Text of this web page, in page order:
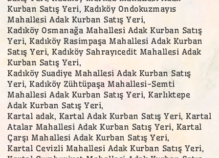
Kurban Satış Yeri, Kadıköy Ondokuzmayıs
Mahallesi Adak Kurban Satış Yeri,
Kadıköy Osmanağa Mahallesi Adak Kurban Satış
Yeri, Kadıköy Rasimpaşa Mahallesi Adak Kurban
Satış Yeri, Kadıköy Sahrayıcedit Mahallesi Adak
Kurban Satış Yeri,
Kadıköy Suadiye Mahallesi Adak Kurban Satış
Yeri, Kadıköy Zühtüpaşa Mahallesi-Semti
Mahallesi Adak Kurban Satış Yeri, Karlıktepe
Adak Kurban Satış Yeri,
Kartal adak, Kartal Adak Kurban Satış Yeri, Kartal
Atalar Mahallesi Adak Kurban Satış Yeri, Kartal
Çarşı Mahallesi Adak Kurban Satış Yeri,
Kartal Cevizli Mahallesi Adak Kurban Satış Yeri,